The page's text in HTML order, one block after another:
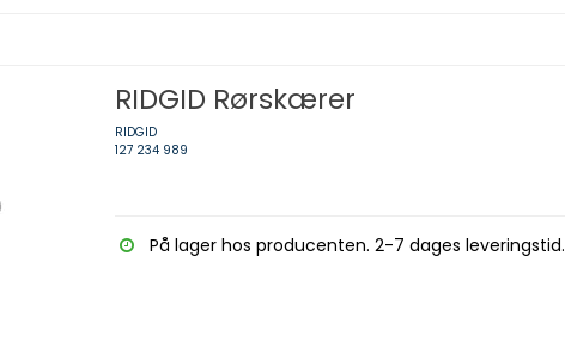
RIDGID Rørskærer
RIDGID
127 234 989
På lager hos producenten. 2-7 dages leveringstid.